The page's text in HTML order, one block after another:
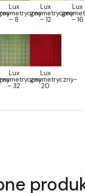
Lux
– 8
Lux
geometryczny
– 12
Lux
– 16
Lux
– 32
Lux
geometryczny-
20